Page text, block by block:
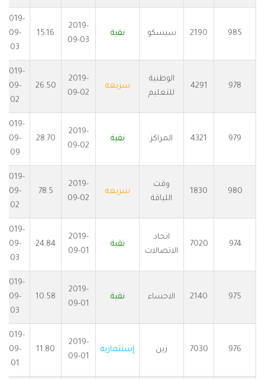
985
2190 سيسكو نقية
2019-
09-03
15.16
2019-
09-
03
978
4291
الوطنية
للتعليم
سريعه
2019-
09-02
26.50
2019-
09-
02
979
4321 المراكز نقية
2019-
09-02
28.70
2019-
09-
09
980
1830
وقت
اللياقة
سريعه
2019-
09-02
78.5
2019-
09-
02
974
7020
اتحاد
الاتصالات
نقية
2019-
09-01
24.84
2019-
09-
03
975
2140 الاحساء نقية
2019-
09-01
10.58
2019-
09-
03
976
7030 زين إستثماريه
2019-
09-01
11.80
2019-
09-
01